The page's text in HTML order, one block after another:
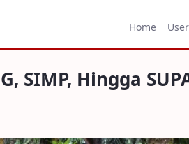
SUPA per 25 Mei
Home
SIMP, Hingga